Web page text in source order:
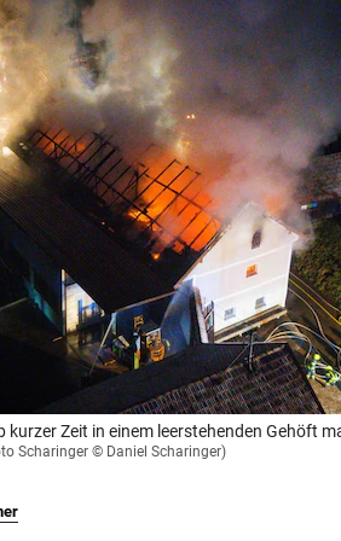
& Co KG 2026
kurzer Zeit in einem leerstehenden Gehöft
Scharinger © Daniel Scharinger)